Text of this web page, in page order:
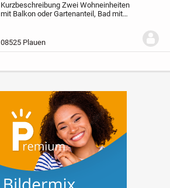
Kurzbeschreibung Zwei Wohneinheiten
mit Balkon oder Gartenanteil, Bad mit
Nutzungsmöglichkeiten. Objekt Dieses
08525 Plauen